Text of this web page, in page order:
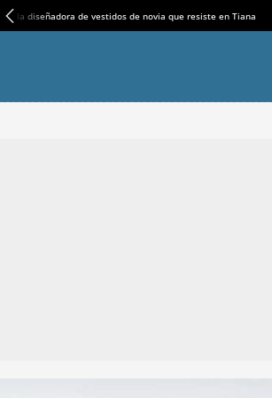
la diseñadora de vestidos de novia que resiste en Tiana